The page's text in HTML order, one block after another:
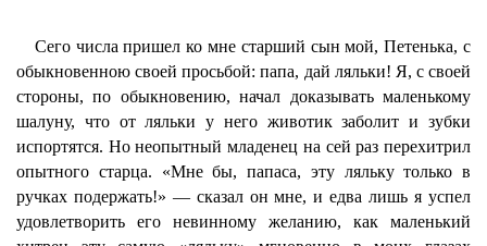
Сего числа пришел ко мне старший сын мой, Петенька, с
обыкновенною своей просьбой: папа, дай ляльки! Я, с своей
стороны, по обыкновению, начал доказывать маленькому
шалуну, что от ляльки у него животик заболит и зубки
испортятся. Но неопытный младенец на сей раз перехитрил
опытного старца. «Мне бы, папаса, эту ляльку только в
ручках подержать!» — сказал он мне, и едва лишь я успел
удовлетворить его невинному желанию, как маленький